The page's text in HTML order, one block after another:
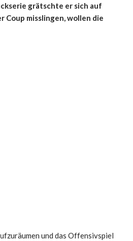
grätschte er sich auf
Coup misslingen, wollen die
und das Offensivspiel